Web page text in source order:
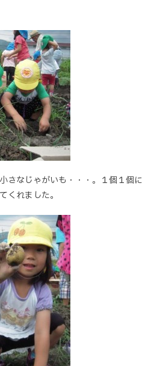
さなじゃがいも・・・。１個１個に
くれました。